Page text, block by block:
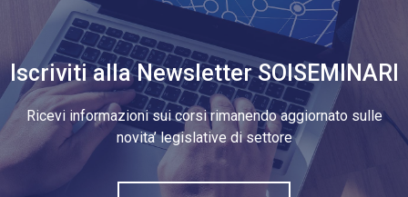
Iscriviti alla Newsletter SOISEMINARI
Ricevi informazioni sui corsi rimanendo aggiornato sulle
novita’ legislative di settore